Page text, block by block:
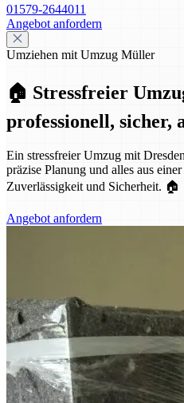
01579-2644011
Angebot anfordern
Umziehen mit Umzug Müller
🏠 Stressfreier
professionell, sicher,
Ein stressfreier Umzug mit
präzise Planung und alles aus
Zuverlässigkeit und Sicherheit. 🏠
Angebot anfordern